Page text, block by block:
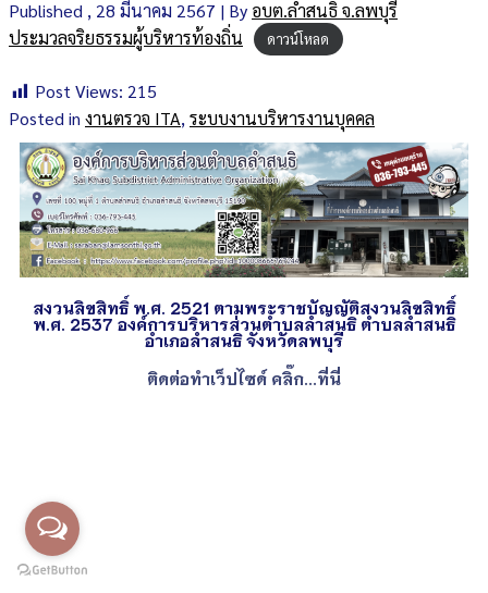
Published , 28 มีนาคม 2567 | By อบต.ลำสนธิ จ.ลพบุรี
ประมวลจริยธรรมผู้บริหารท้องถิ่น
ดาวน์โหลด
Post Views: 215
Posted in งานตรวจ ITA, ระบบงานบริหารงานบุคคล
สงวนลิขสิทธิ์ พ.ศ. 2521 ตามพระราชบัญญัติสงวนลิขสิทธิ์
พ.ศ. 2537 องค์การบริหารส่วนตำบลลำสนธิ ตำบลลำสนธิ
อำเภอลำสนธิ จังหวัดลพบุรี
ติดต่อทำเว็ปไซด์ คลิ๊ก...ที่นี่